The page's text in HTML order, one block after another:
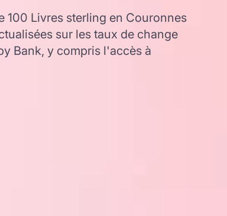
100 Livres sterling en Couronnes
sur les taux de change
Bank, y compris l'accès à